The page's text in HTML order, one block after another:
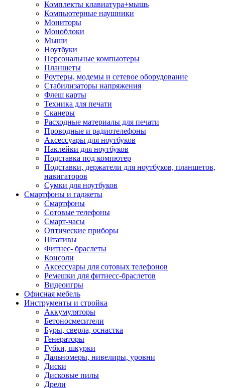
Комплекты клавиатура+мышь
Компьютерные наушники
Мониторы
Моноблоки
Мыши
Ноутбуки
Персональные компьютеры
Планшеты
Роутеры, модемы и сетевое оборудование
Стабилизаторы напряжения
Флеш карты
Техника для печати
Сканеры
Расходные материалы для печати
Проводные и радиотелефоны
Аксессуары для ноутбуков
Наклейки для ноутбуков
Подставка под компютер
Подставки, держатели для ноутбуков, планшетов,
навигаторов
Сумки для ноутбуков
Смартфоны и гаджеты
Смартфоны
Сотовые телефоны
Смарт-часы
Оптические приборы
Штативы
Фитнес- браслеты
Консоли
Аксессуары для сотовых телефонов
Ремешки для фитнесс-браслетов
Видеоигры
Офисная мебель
Инструменты и стройка
Аккумуляторы
Бетоносмесители
Буры, сверла, оснастка
Генераторы
Губки, шкурки
Дальномеры, нивелиры, уровни
Диски
Дисковые пилы
Дрели